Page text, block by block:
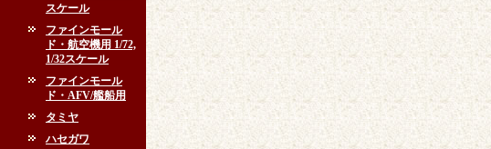
スケール
ファインモール
ド・航空機用 1/72,
1/32スケール
ファインモール
ド・AFV/艦船用
タミヤ
ハセガワ